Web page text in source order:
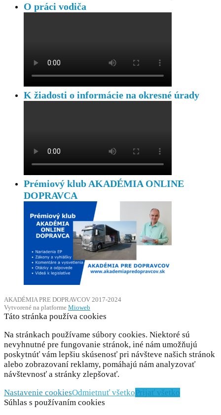
O práci vodiča
K žiadosti o informácie na okresné úrady
Prémiový klub AKADÉMIA ONLINE
DOPRAVCA
AKADÉMIA PRE DOPRAVCOV 2017-2024
Vytvorené na platforme Mioweb
Táto stránka používa cookies
Na stránkach používame súbory cookies. Niektoré sú
nevyhnutné pre fungovanie stránok, iné nám umožňujú
poskytnúť vám lepšiu skúsenosť pri návšteve našich stránok
alebo zobrazovaní reklamy, pomáhajú nám analyzovať
návštevnosť a stránky zlepšovať.
Nastavenie cookiesOdmietnuť všetkoPrijať všetko
Súhlas s používaním cookies